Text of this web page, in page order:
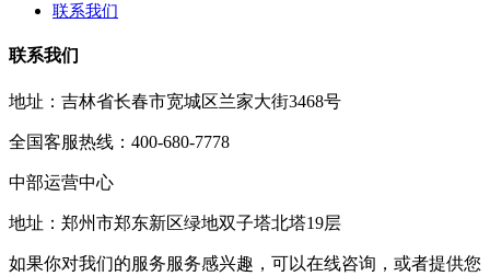
联系我们
联系我们
地址：吉林省长春市宽城区兰家大街3468号
全国客服热线：400-680-7778
中部运营中心
地址：郑州市郑东新区绿地双子塔北塔19层
如果你对我们的服务服务感兴趣，可以在线咨询，或者提供您